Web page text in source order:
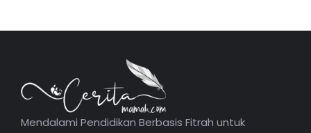
Mendalami Pendidikan Berbasis Fitrah untuk